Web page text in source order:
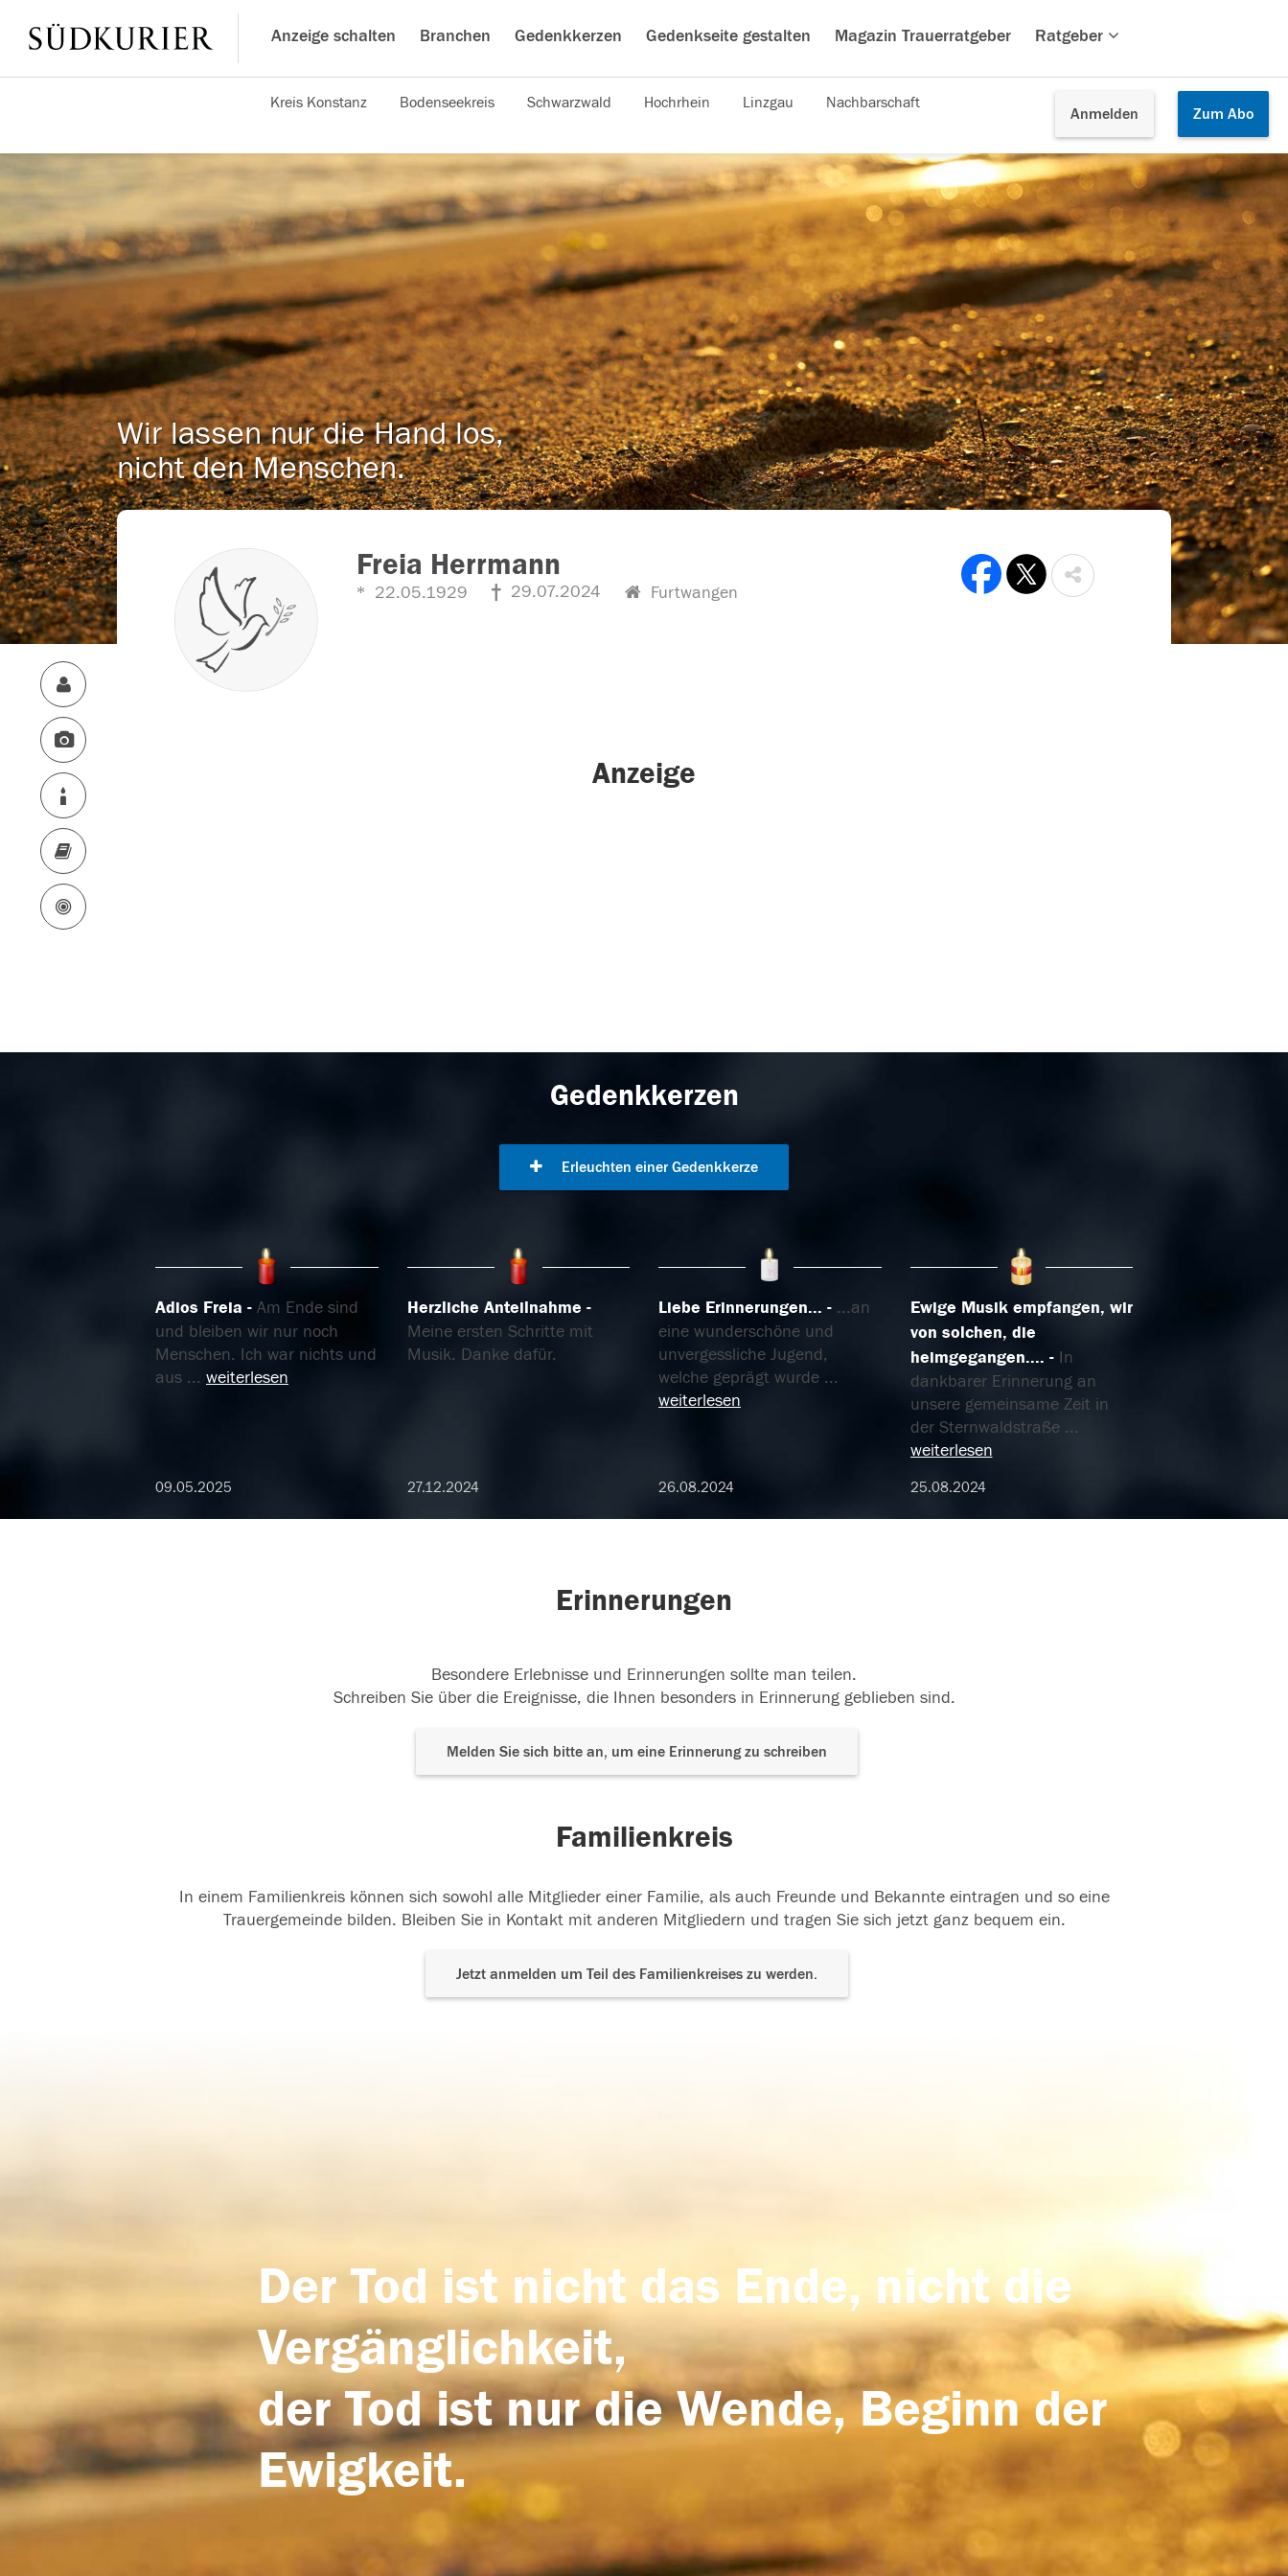
Anzeige schalten Branchen Gedenkkerzen Gedenkseite gestalten Magazin Trauerratgeber Ratgeber
Anmelden Zum Abo
Kreis Konstanz Bodenseekreis Schwarzwald Hochrhein Linzgau Nachbarschaft
Wir lassen nur die Hand los,
nicht den Menschen.
Freia Herrmann
22.05.1929 29.07.2024 Furtwangen
Anzeige
Gedenkkerzen
Erleuchten einer Gedenkkerze
Adios Freia
Am Ende sind
und bleiben wir nur noch
Menschen. Ich war nichts und
aus ... weiterlesen
09.05.2025
Herzliche Anteilnahme
Meine ersten Schritte mit
Musik. Danke dafür.
27.12.2024
Liebe Erinnerungen...
...an
eine wunderschöne und
unvergessliche Jugend,
welche geprägt wurde ...
weiterlesen
26.08.2024
Ewige Musik empfangen, wir
von solchen, die
heimgegangen....
In
dankbarer Erinnerung an
unsere gemeinsame Zeit in
der Sternwaldstraße ...
weiterlesen
25.08.2024
Erinnerungen
Besondere Erlebnisse und Erinnerungen sollte man teilen.
Schreiben Sie über die Ereignisse, die Ihnen besonders in Erinnerung geblieben sind.
Melden Sie sich bitte an, um eine Erinnerung zu schreiben
Familienkreis
In einem Familienkreis können sich sowohl alle Mitglieder einer Familie, als auch Freunde und Bekannte eintragen und so eine
Trauergemeinde bilden. Bleiben Sie in Kontakt mit anderen Mitgliedern und tragen Sie sich jetzt ganz bequem ein.
Jetzt anmelden um Teil des Familienkreises zu werden.
Der Tod ist nicht das Ende, nicht die
Vergänglichkeit,
der Tod ist nur die Wende, Beginn der
Ewigkeit.